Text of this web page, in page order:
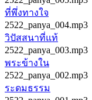
ที่พึ่งทางใจ
2522_panya_004.mp3
วิปัสสนาที่แท้
2522_panya_003.mp3
พระข้างใน
2522_panya_002.mp3
ระดมธรรม